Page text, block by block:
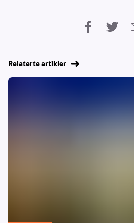
Relaterte artikler